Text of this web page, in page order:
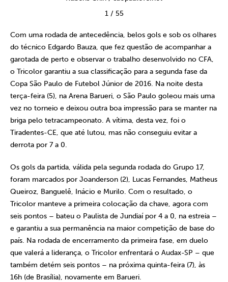
1/ 55
Com uma rodada de antecedência, belos gols e sob os olhares
do técnico Edgardo Bauza, que fez questão de acompanhar a
garotada de perto e observar o trabalho desenvolvido no CFA,
o Tricolor garantiu a sua classificação para a segunda fase da
Copa São Paulo de Futebol Júnior de 2016. Na noite desta
terça-feira (5), na Arena Barueri, o São Paulo goleou mais uma
vez no torneio e deixou outra boa impressão para se manter na
briga pelo tetracampeonato. A vítima, desta vez, foi o
Tiradentes-CE, que até lutou, mas não conseguiu evitar a
derrota por 7 a 0.
Os gols da partida, válida pela segunda rodada do Grupo 17,
foram marcados por Joanderson (2), Lucas Fernandes, Matheus
Queiroz, Banguelê, Inácio e Murilo. Com o resultado, o
Tricolor manteve a primeira colocação da chave, agora com
seis pontos – bateu o Paulista de Jundiaí por 4 a 0, na estreia –
e garantiu a sua permanência na maior competição de base do
país. Na rodada de encerramento da primeira fase, em duelo
que valerá a liderança, o Tricolor enfrentará o Audax-SP – que
também detém seis pontos – na próxima quinta-feira (7), às
16h (de Brasília), novamente em Barueri.